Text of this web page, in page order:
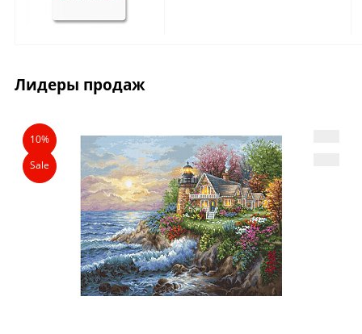
Лидеры продаж
10%
Sale